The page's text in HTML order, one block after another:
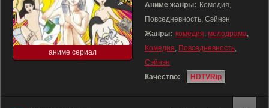
аниме сериал
Аниме жанры: Комедия,
Повседневность, Сэйнэн
Жанры: комедия, мелодрама,
Комедия, Повседневность,
Сэйнэн
Качество:
HDTVRip